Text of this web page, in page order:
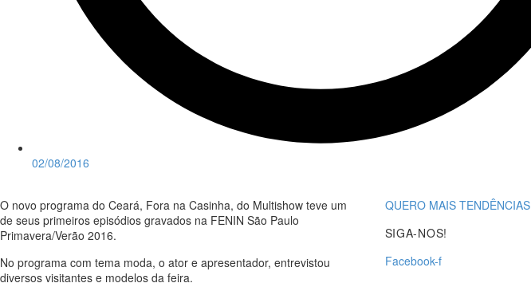
02/08/2016
O novo programa do Ceará, Fora na Casinha, do Multishow teve um
de seus primeiros episódios gravados na FENIN São Paulo
Primavera/Verão 2016.
No programa com tema moda, o ator e apresentador, entrevistou
diversos visitantes e modelos da feira.
QUERO MAIS TENDÊNCIAS
SIGA-NOS!
Facebook-f